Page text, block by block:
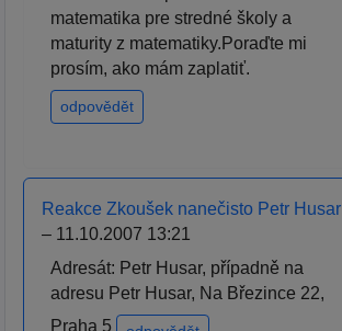
matematika pre stredné školy a
maturity z matematiky.Poraďte mi
prosím, ako mám zaplatiť.
odpovědět
Reakce Zkoušek nanečisto Petr Husar
– 11.10.2007 13:21
Adresát: Petr Husar, případně na
adresu Petr Husar, Na Březince 22,
Praha 5